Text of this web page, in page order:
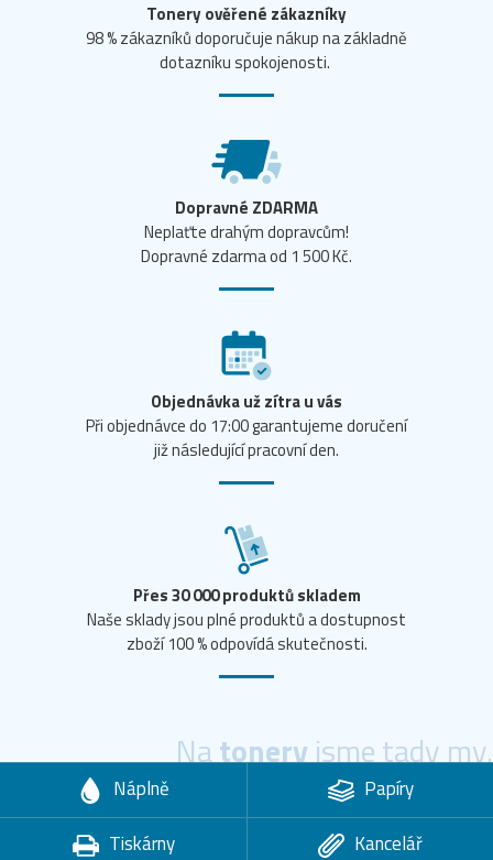
Tonery ověřené zákazníky
98 % zákazníků doporučuje nákup na základně
dotazníku spokojenosti.
Dopravné ZDARMA
Neplaťte drahým dopravcům!
Dopravné zdarma od 1 500 Kč.
Objednávka už zítra u vás
Při objednávce do 17:00 garantujeme doručení
již následující pracovní den.
Přes 30 000 produktů skladem
Naše sklady jsou plné produktů a dostupnost
zboží 100 % odpovídá skutečnosti.
Natoneryjsme tady my.
Náplně
Papíry
Tiskárny
Kancelář